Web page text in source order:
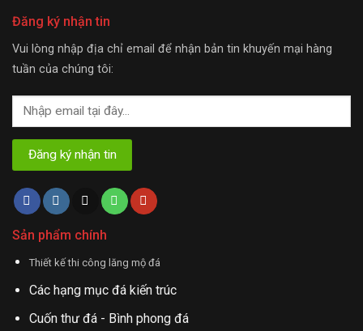
Đăng ký nhận tin
Vui lòng nhập địa chỉ email để nhận bản tin khuyến mại hàng
tuần của chúng tôi:
Sản phẩm chính
Thiết kế thi công lăng mộ đá
Các hạng mục đá kiến trúc
Cuốn thư đá - Bình phong đá